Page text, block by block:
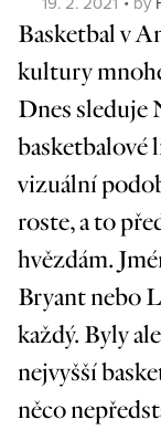
on
Basketbal v
kultury
Dnes sleduje
basketbalové
vizuální
roste, a to
hvězdám.
Bryant nebo
každý. Byly
nejvyšší
něco